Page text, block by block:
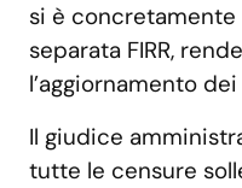
si è
separata FIRR,
l’aggiornamento
Il giudice
tutte le censure